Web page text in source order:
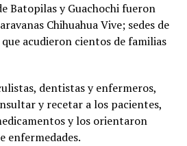
Batopilas y Guachochi fueron
Chihuahua Vive; sedes de
acudieron cientos de familias
dentistas y enfermeros,
y recetar a los pacientes,
y los orientaron
enfermedades.